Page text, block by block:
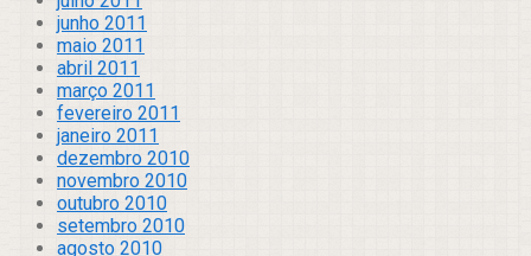
junho 2011
maio 2011
abril 2011
março 2011
fevereiro 2011
janeiro 2011
dezembro 2010
novembro 2010
outubro 2010
setembro 2010
agosto 2010